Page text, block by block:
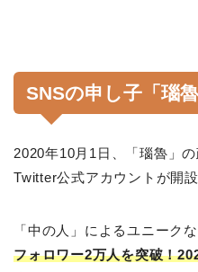
SNSの申し子「瑙魯
2020年10月1日、「瑙魯」
Twitter公式アカウントが開設
「中の人」によるユニーク
フォロワー2万人を突破！